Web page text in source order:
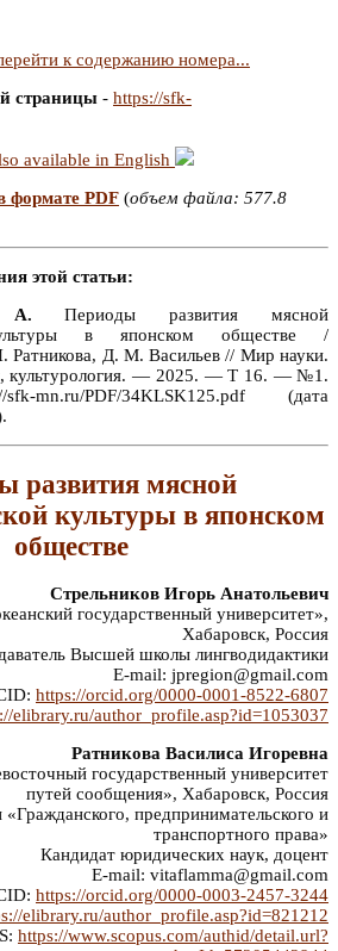
к содержанию номера...
страницы - https://sfk-
available in English
формате PDF (объем файла: 577.8
этой статьи:
А. Периоды развития мясной
в японском обществе /
Ратникова, Д. М. Васильев // Мир науки.
культурология. — 2025. — Т 16. — №1.
PDF/34KLSK125.pdf (дата
развития мясной
культуры в японском
обществе
Стрельников Игорь Анатольевич
государственный университет»,
Хабаровск, Россия
Высшей школы лингводидактики
E-mail: jpregion@gmail.com
https://orcid.org/0000-0001-8522-6807
elibrary.ru/author_profile.asp?id=1053037
Ратникова Василиса Игоревна
государственный университет
путей сообщения», Хабаровск, Россия
предпринимательского и
транспортного права»
Кандидат юридических наук, доцент
E-mail: vitaflamma@gmail.com
https://orcid.org/0000-0003-2457-3244
elibrary.ru/author_profile.asp?id=821212
https://www.scopus.com/authid/detail.url?